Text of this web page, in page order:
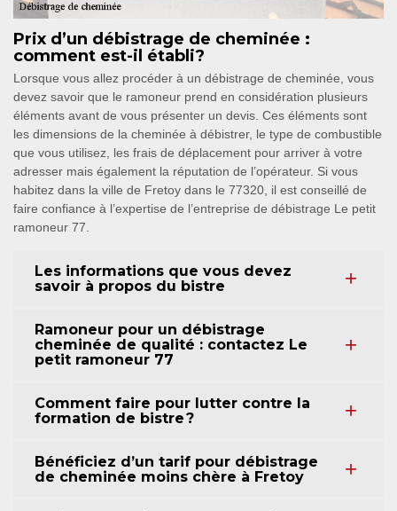
Prix d’un débistrage de cheminée :
comment est-il établi?
Lorsque vous allez procéder à un débistrage de cheminée, vous
devez savoir que le ramoneur prend en considération plusieurs
éléments avant de vous présenter un devis. Ces éléments sont
les dimensions de la cheminée à débistrer, le type de combustible
que vous utilisez, les frais de déplacement pour arriver à votre
adresser mais également la réputation de l’opérateur. Si vous
habitez dans la ville de Fretoy dans le 77320, il est conseillé de
faire confiance à l’expertise de l’entreprise de débistrage Le petit
ramoneur 77.
Les informations que vous devez
savoir à propos du bistre
Ramoneur pour un débistrage
cheminée de qualité : contactez Le
petit ramoneur 77
Comment faire pour lutter contre la
formation de bistre ?
Bénéficiez d’un tarif pour débistrage
de cheminée moins chère à Fretoy